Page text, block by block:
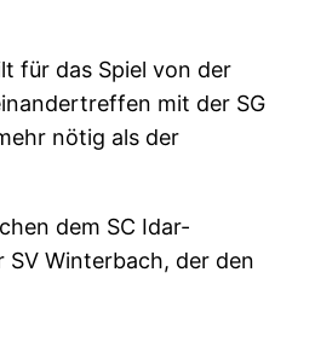
für das Spiel von der
mit der SG
nötig als der
dem SC Idar-
SV Winterbach, der den